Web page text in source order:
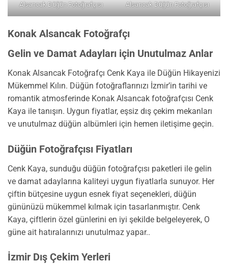
Alsancak Düğün Fotoğrafçısı Alsancak Düğün Fotoğrafçısı
Konak Alsancak Fotoğrafçı
Gelin ve Damat Adayları için Unutulmaz Anlar
Konak Alsancak Fotoğrafçı Cenk Kaya ile Düğün Hikayenizi
Mükemmel Kılın. Düğün fotoğraflarınızı İzmir’in tarihi ve
romantik atmosferinde Konak Alsancak fotoğrafçısı Cenk
Kaya ile tanışın. Uygun fiyatlar, eşsiz dış çekim mekanları
ve unutulmaz düğün albümleri için hemen iletişime geçin.
Düğün Fotoğrafçısı Fiyatları
Cenk Kaya, sunduğu düğün fotoğrafçısı paketleri ile gelin
ve damat adaylarına kaliteyi uygun fiyatlarla sunuyor. Her
çiftin bütçesine uygun esnek fiyat seçenekleri, düğün
gününüzü mükemmel kılmak için tasarlanmıştır. Cenk
Kaya, çiftlerin özel günlerini en iyi şekilde belgeleyerek, O
güne ait hatıralarınızı unutulmaz yapar..
İzmir Dış Çekim Yerleri